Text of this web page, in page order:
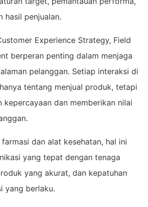
hasil penjualan.
Experience Strategy, Field
berperan penting dalam menjaga
pelanggan. Setiap interaksi di
tentang menjual produk, tetapi
kepercayaan dan memberikan nilai
dan alat kesehatan, hal ini
yang tepat dengan tenaga
yang akurat, dan kepatuhan
yang berlaku.